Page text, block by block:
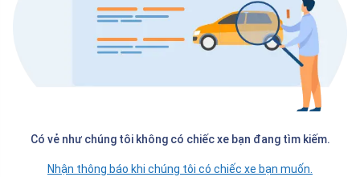
Có vẻ như chúng tôi không có chiếc xe bạn đang tìm kiếm.
Nhận thông báo khi chúng tôi có chiếc xe bạn muốn.